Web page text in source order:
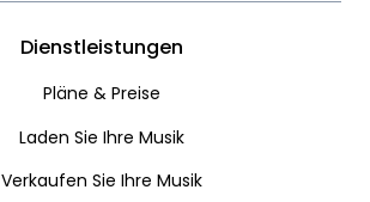
Dienstleistungen
Pläne & Preise
Laden Sie Ihre Musik
Verkaufen Sie Ihre Musik